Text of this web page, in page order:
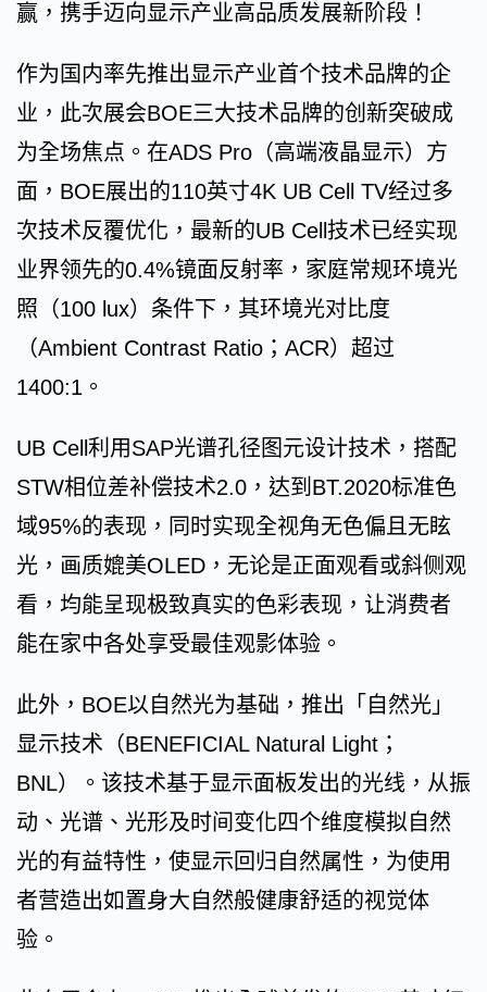
赢，携手迈向显示产业高品质发展新阶段！
作为国内率先推出显示产业首个技术品牌的企
业，此次展会BOE三大技术品牌的创新突破成
为全场焦点。在ADS Pro（高端液晶显示）方
面，BOE展出的110英寸4K UB Cell TV经过多
次技术反覆优化，最新的UB Cell技术已经实现
业界领先的0.4%镜面反射率，家庭常规环境光
照（100 lux）条件下，其环境光对比度
（Ambient Contrast Ratio；ACR）超过
1400:1。
UB Cell利用SAP光谱孔径图元设计技术，搭配
STW相位差补偿技术2.0，达到BT.2020标准色
域95%的表现，同时实现全视角无色偏且无眩
光，画质媲美OLED，无论是正面观看或斜侧观
看，均能呈现极致真实的色彩表现，让消费者
能在家中各处享受最佳观影体验。
此外，BOE以自然光为基础，推出「自然光」
显示技术（BENEFICIAL Natural Light；
BNL）。该技术基于显示面板发出的光线，从振
动、光谱、光形及时间变化四个维度模拟自然
光的有益特性，使显示回归自然属性，为使用
者营造出如置身大自然般健康舒适的视觉体
验。